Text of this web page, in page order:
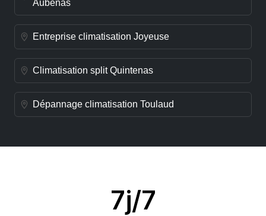
Aubenas
Entreprise climatisation Joyeuse
Climatisation split Quintenas
Dépannage climatisation Toulaud
7j/7